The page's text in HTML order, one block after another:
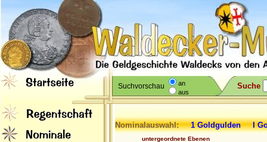
Suchvorschau
an
aus
Suche
Nominalauswahl:1 Goldgulden I
untergeordnete Ebenen